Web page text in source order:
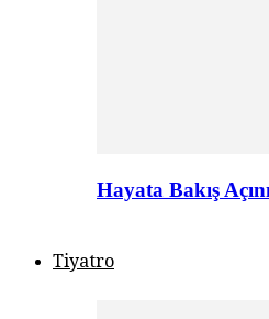
Hayata Bakış
Tiyatro